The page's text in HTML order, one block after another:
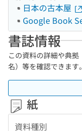
日本の古本屋
Google Book
書誌情報
この資料の詳細や典
名）等を確認できます。
紙
資料種別